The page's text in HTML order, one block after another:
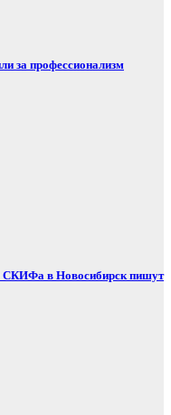
за профессионализм
СКИФа в Новосибирск пишут